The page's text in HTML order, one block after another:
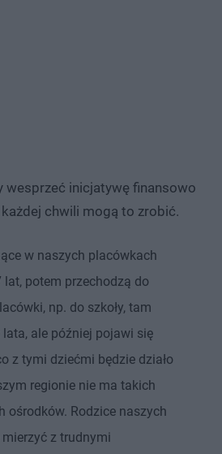
wesprzeć inicjatywę finansowo
chwili mogą to zrobić.
w naszych placówkach
lat, potem przechodzą do
np. do szkoły, tam
ale później pojawi się
z tymi dziećmi będzie działo
regionie nie ma takich
ośrodków. Rodzice naszych
z trudnymi